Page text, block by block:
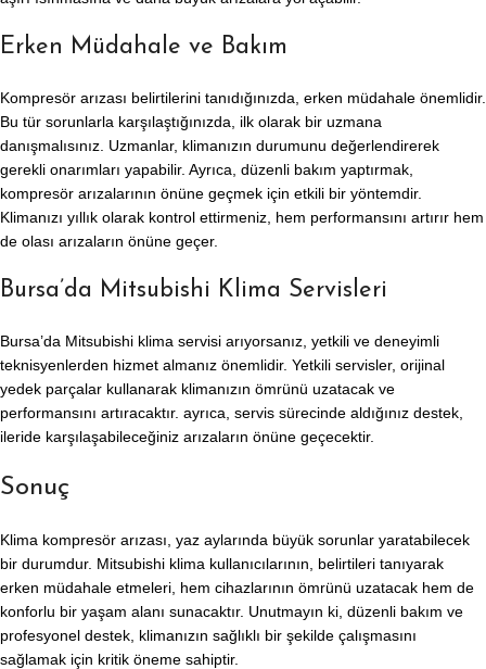
Erken Müdahale ve Bakım
Kompresör arızası belirtilerini tanıdığınızda, erken müdahale önemlidir.
Bu tür sorunlarla karşılaştığınızda, ilk olarak bir uzmana
danışmalısınız. Uzmanlar, klimanızın durumunu değerlendirerek
gerekli onarımları yapabilir. Ayrıca, düzenli bakım yaptırmak,
kompresör arızalarının önüne geçmek için etkili bir yöntemdir.
Klimanızı yıllık olarak kontrol ettirmeniz, hem performansını artırır hem
de olası arızaların önüne geçer.
Bursa’da Mitsubishi Klima Servisleri
Bursa’da Mitsubishi klima servisi arıyorsanız, yetkili ve deneyimli
teknisyenlerden hizmet almanız önemlidir. Yetkili servisler, orijinal
yedek parçalar kullanarak klimanızın ömrünü uzatacak ve
performansını artıracaktır. ayrıca, servis sürecinde aldığınız destek,
ileride karşılaşabileceğiniz arızaların önüne geçecektir.
Sonuç
Klima kompresör arızası, yaz aylarında büyük sorunlar yaratabilecek
bir durumdur. Mitsubishi klima kullanıcılarının, belirtileri tanıyarak
erken müdahale etmeleri, hem cihazlarının ömrünü uzatacak hem de
konforlu bir yaşam alanı sunacaktır. Unutmayın ki, düzenli bakım ve
profesyonel destek, klimanızın sağlıklı bir şekilde çalışmasını
sağlamak için kritik öneme sahiptir.